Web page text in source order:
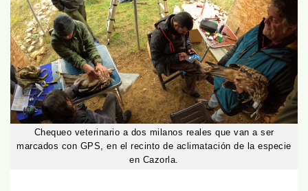
Chequeo veterinario a dos milanos reales que van a ser
marcados con GPS, en el recinto de aclimatación de la especie
en Cazorla.